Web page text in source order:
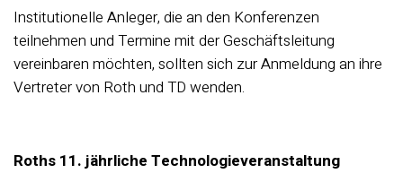
Institutionelle Anleger, die an den Konferenzen
teilnehmen und Termine mit der Geschäftsleitung
vereinbaren möchten, sollten sich zur Anmeldung an ihre
Vertreter von Roth und TD wenden.
Roths 11. jährliche Technologieveranstaltung